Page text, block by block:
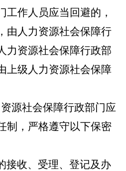
工作人员应当回避的，
由人力资源社会保障行
力资源社会保障行政部
上级人力资源社会保障
源社会保障行政部门应
制，严格遵守以下保密
接收、受理、登记及办